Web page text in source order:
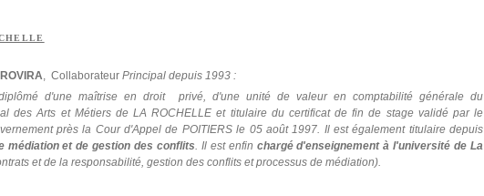
, Collaborateur Principal depuis 1993 :
d'une maîtrise en droit privé, d'une unité de valeur en comptabilité générale du
des Arts et Métiers de LA ROCHELLE et titulaire du certificat de fin de stage validé par le
près la Cour d'Appel de POITIERS le 05 août 1997. Il est également titulaire depuis
médiation et de gestion des conflits. Il est enfin chargé d'enseignement à l'université de La
et de la responsabilité, gestion des conflits et processus de médiation).